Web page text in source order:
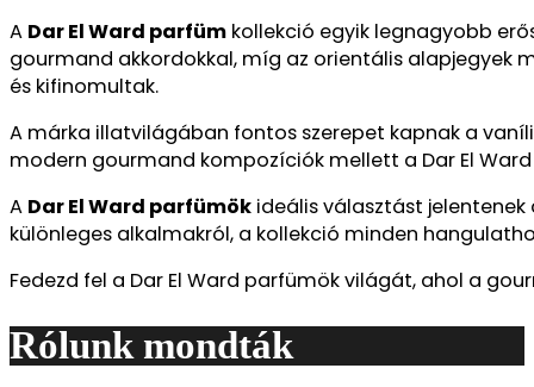
A Dar El Ward parfüm kollekció egyik legnagyobb
gourmand akkordokkal, míg az orientális alapjegyek
és kifinomultak.
A márka illatvilágában fontos szerepet kapnak a
modern gourmand kompozíciók mellett a Dar El
A Dar El Ward parfümök ideális választást
különleges alkalmakról, a kollekció minden
Fedezd fel a Dar El Ward parfümök világát, ahol a
Rólunk mondták